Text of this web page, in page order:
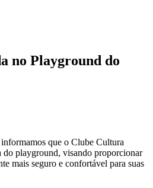
no Playground do
que o Clube Cultura
playground, visando proporcionar
mais seguro e confortável para suas